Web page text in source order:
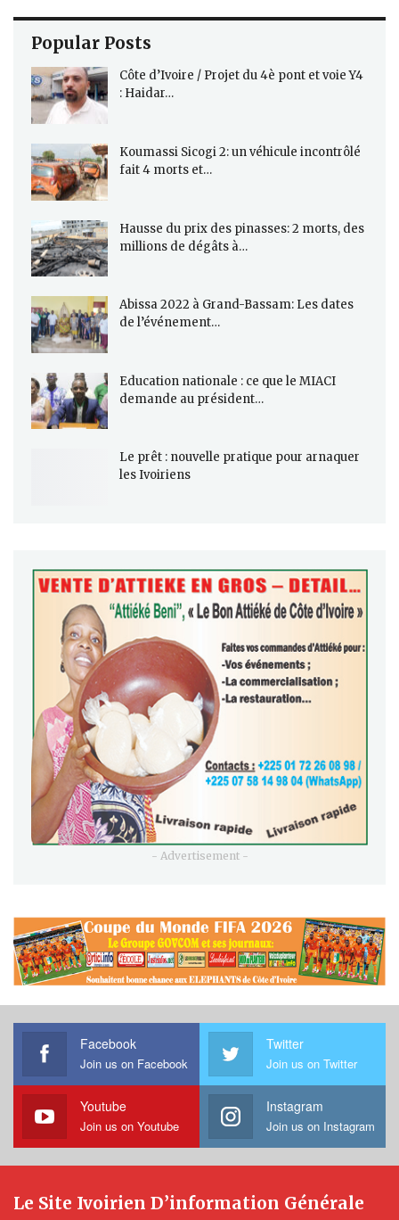
Popular Posts
Côte d’Ivoire / Projet du 4è pont et voie Y4
: Haidar…
Koumassi Sicogi 2: un véhicule incontrôlé
fait 4 morts et…
Hausse du prix des pinasses: 2 morts, des
millions de dégâts à…
Abissa 2022 à Grand-Bassam: Les dates
de l’événement…
Education nationale : ce que le MIACI
demande au président…
Le prêt : nouvelle pratique pour arnaquer
les Ivoiriens
- Advertisement -
Facebook
Join us on Facebook
Twitter
Join us on Twitter
Youtube
Join us on Youtube
Instagram
Join us on Instagram
Le Site Ivoirien D’information Générale